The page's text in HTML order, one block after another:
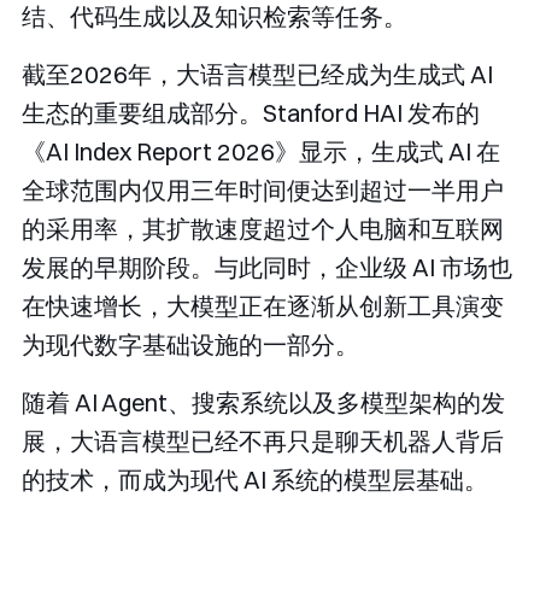
结、代码生成以及知识检索等任务。
截至2026年，大语言模型已经成为生成式 AI
生态的重要组成部分。Stanford HAI 发布的
《AI Index Report 2026》显示，生成式 AI 在
全球范围内仅用三年时间便达到超过一半用户
的采用率，其扩散速度超过个人电脑和互联网
发展的早期阶段。与此同时，企业级 AI 市场也
在快速增长，大模型正在逐渐从创新工具演变
为现代数字基础设施的一部分。
随着 AI Agent、搜索系统以及多模型架构的发
展，大语言模型已经不再只是聊天机器人背后
的技术，而成为现代 AI 系统的模型层基础。